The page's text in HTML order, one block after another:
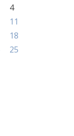
4
11
18
25